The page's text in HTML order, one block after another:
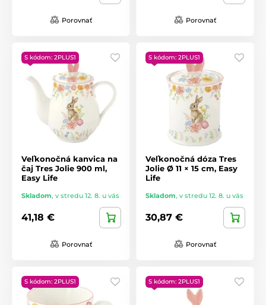
Porovnať Porovnať
S kódom: 2PLUS1
Veľkonočná kanvica na
čaj Tres Jolie 900 ml,
Easy Life
Skladom, v stredu 12. 8. u vás
41,18 €
Porovnať
S kódom: 2PLUS1
Veľkonočná dóza Tres
Jolie Ø 11 × 15 cm, Easy
Life
Skladom, v stredu 12. 8. u vás
30,87 €
Porovnať
S kódom: 2PLUS1 S kódom: 2PLUS1